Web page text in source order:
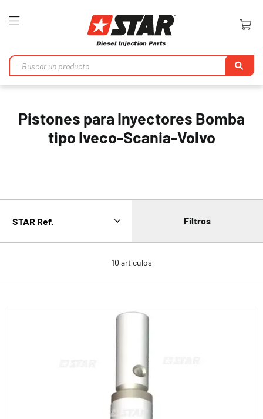
Toggle
en
Pistones para Inyectores Bomba
tipo Iveco-Scania-Volvo
10 artículos
Filtros